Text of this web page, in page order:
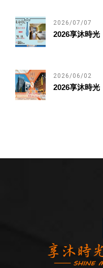
2026/07/07
2026享沐時光
2026/06/02
2026享沐時光